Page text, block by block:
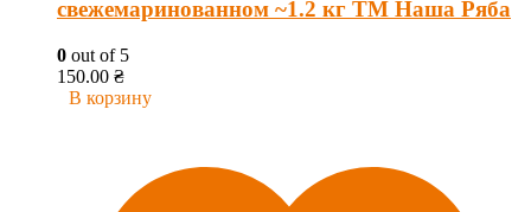
свежемаринованном ~1.2 кг ТМ Наша Ряба
0 out of 5
150.00 ₴
В корзину